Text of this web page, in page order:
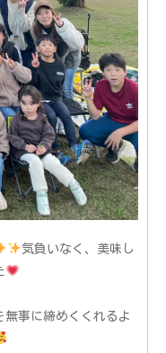
気負いなく、美味し
無事に締めくくれるよ